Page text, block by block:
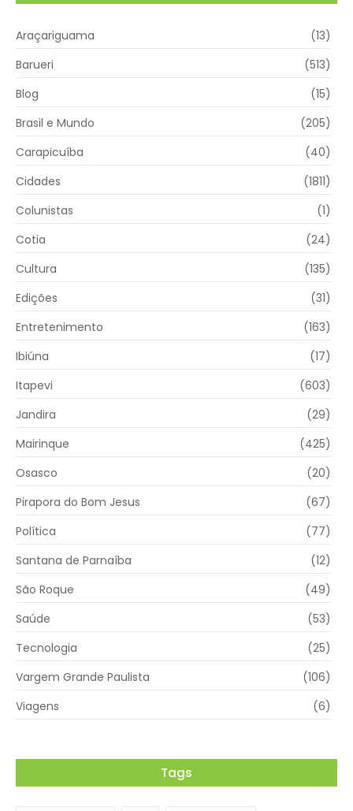
Araçariguama
(13)
Barueri
(513)
Blog
(15)
Brasil e Mundo
(205)
Carapicuíba
(40)
Cidades
(1811)
Colunistas
(1)
Cotia
(24)
Cultura
(135)
Edições
(31)
Entretenimento
(163)
Ibiúna
(17)
Itapevi
(603)
Jandira
(29)
Mairinque
(425)
Osasco
(20)
Pirapora do Bom Jesus
(67)
Política
(77)
Santana de Parnaíba
(12)
São Roque
(49)
Saúde
(53)
Tecnologia
(25)
Vargem Grande Paulista
(106)
Viagens
(6)
Tags